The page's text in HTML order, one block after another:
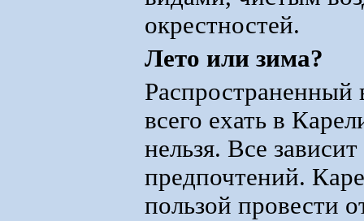
окрестностей.
Лето или зима?
всего ехать в
нельзя. Все
предпочтений.
пользой провести